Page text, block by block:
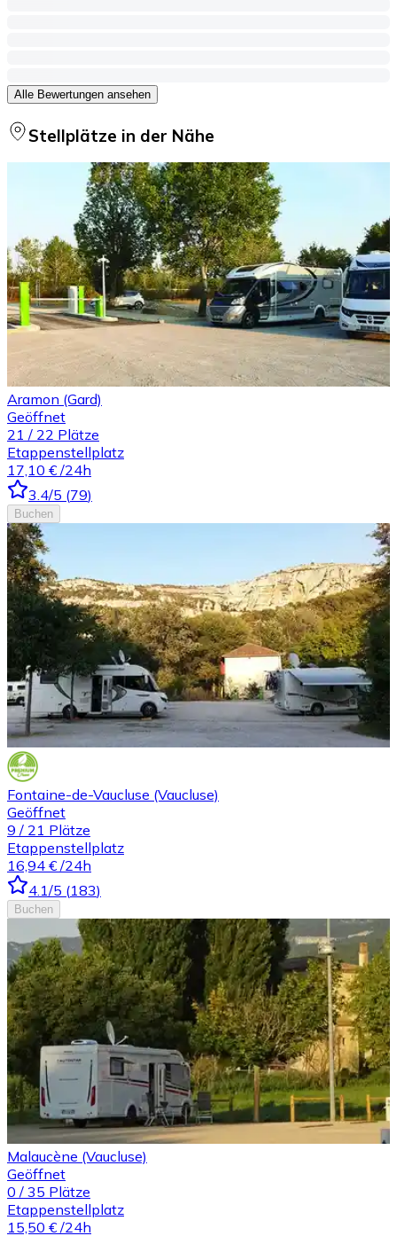
Alle Bewertungen ansehen
Stellplätze in der Nähe
Aramon (Gard)
Geöffnet
21 / 22 Plätze
Etappenstellplatz
17,10 € /24h
3.4/5 (79)
Buchen
Fontaine-de-Vaucluse (Vaucluse)
Geöffnet
9 / 21 Plätze
Etappenstellplatz
16,94 € /24h
4.1/5 (183)
Buchen
Malaucène (Vaucluse)
Geöffnet
0 / 35 Plätze
Etappenstellplatz
15,50 € /24h